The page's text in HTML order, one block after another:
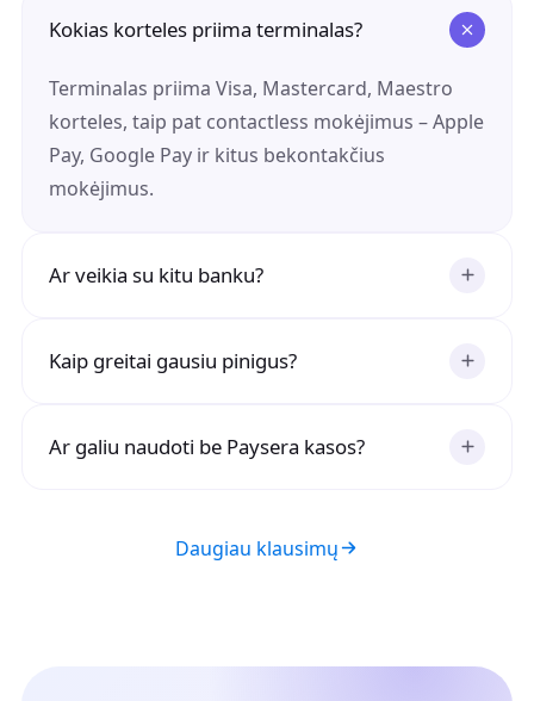
Kokias korteles priima terminalas?
Terminalas priima Visa, Mastercard, Maestro
korteles, taip pat contactless mokėjimus – Apple
Pay, Google Pay ir kitus bekontakčius
mokėjimus.
Ar veikia su kitu banku?
Kaip greitai gausiu pinigus?
Ar galiu naudoti be Paysera kasos?
Daugiau klausimų